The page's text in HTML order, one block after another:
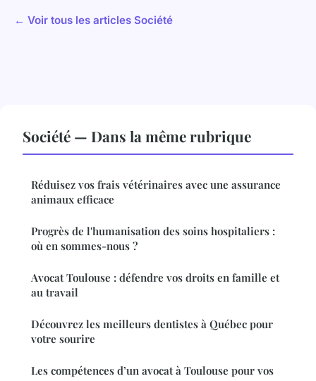
← Voir tous les articles Société
Société — Dans la même rubrique
Réduisez vos frais vétérinaires avec une assurance
animaux efficace
Progrès de l'humanisation des soins hospitaliers :
où en sommes-nous ?
Avocat Toulouse : défendre vos droits en famille et
au travail
Découvrez les meilleurs dentistes à Québec pour
votre sourire
Les compétences d’un avocat à Toulouse pour vos